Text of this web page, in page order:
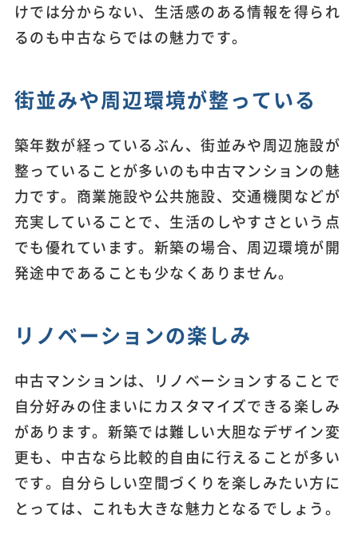
けでは分からない、生活感のある情報を得られ
るのも中古ならではの魅力です。
街並みや周辺環境が整っている
築年数が経っているぶん、街並みや周辺施設が
整っていることが多いのも中古マンションの魅
力です。商業施設や公共施設、交通機関などが
充実していることで、生活のしやすさという点
でも優れています。新築の場合、周辺環境が開
発途中であることも少なくありません。
リノベーションの楽しみ
中古マンションは、リノベーションすることで
自分好みの住まいにカスタマイズできる楽しみ
があります。新築では難しい大胆なデザイン変
更も、中古なら比較的自由に行えることが多い
です。自分らしい空間づくりを楽しみたい方に
とっては、これも大きな魅力となるでしょう。